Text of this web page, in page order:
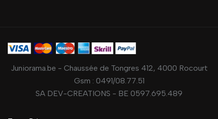
Juniorama.be - Chaussée de Tongres 412, 4000 Rocourt
Gsm : 0491/08.77.51
SA DEV-CREATIONS - BE 0597.695.489